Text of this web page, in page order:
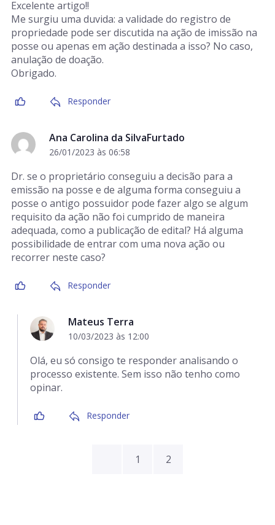
Excelente artigo!!
Me surgiu uma duvida: a validade do registro de
propriedade pode ser discutida na ação de imissão na
posse ou apenas em ação destinada a isso? No caso,
anulação de doação.
Obrigado.
Responder
Ana Carolina da SilvaFurtado
26/01/2023 às 06:58
Dr. se o proprietário conseguiu a decisão para a
emissão na posse e de alguma forma conseguiu a
posse o antigo possuidor pode fazer algo se algum
requisito da ação não foi cumprido de maneira
adequada, como a publicação de edital? Há alguma
possibilidade de entrar com uma nova ação ou
recorrer neste caso?
Responder
Mateus Terra
10/03/2023 às 12:00
Olá, eu só consigo te responder analisando o
processo existente. Sem isso não tenho como
opinar.
Responder
1 2